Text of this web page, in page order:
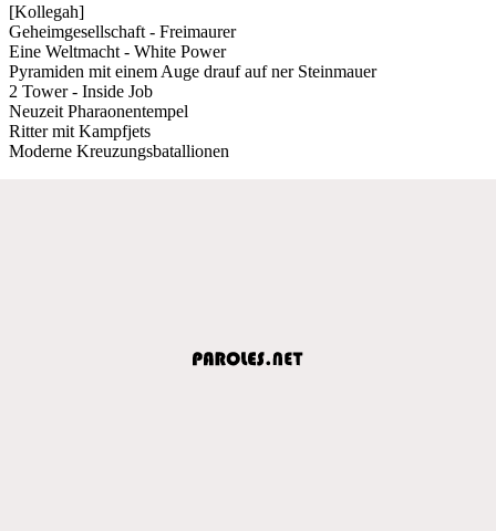
[Kollegah]
Geheimgesellschaft - Freimaurer
Eine Weltmacht - White Power
Pyramiden mit einem Auge drauf auf ner Steinmauer
2 Tower - Inside Job
Neuzeit Pharaonentempel
Ritter mit Kampfjets
Moderne Kreuzungsbatallionen